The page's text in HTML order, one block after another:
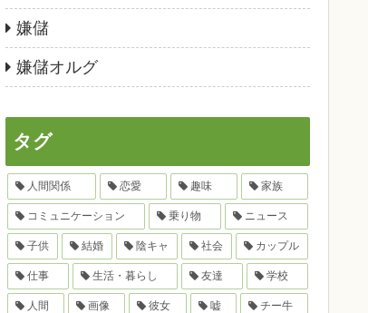
嫌儲
嫌儲オルグ
タグ
人間関係 恋愛 趣味 家族
コミュニケーション 乗り物 ニュース
子供 結婚 陰キャ 社会 カップル
仕事 生活・暮らし 友達 学校
人間 画像 彼女 嘘 チー牛